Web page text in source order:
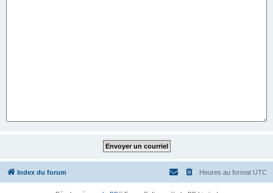
Index du forum Heures au format UTC